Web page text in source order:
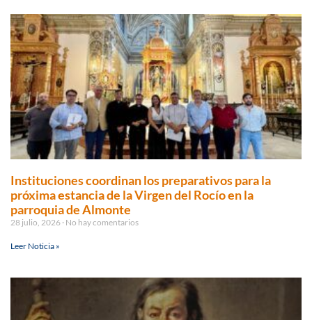
Instituciones coordinan los preparativos para la
próxima estancia de la Virgen del Rocío en la
parroquia de Almonte
28 julio, 2026 No hay comentarios
Leer Noticia »